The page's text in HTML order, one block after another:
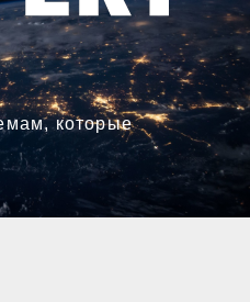
которые